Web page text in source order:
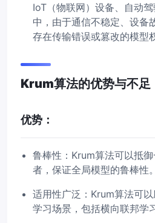
IoT（物联网）设备、自动
中，由于通信不稳定、设备
存在传输错误或篡改的模型
Krum算法的优势与不足
优势：
鲁棒性：Krum算法可以抵
者，保证全局模型的鲁棒性。
适用性广泛：Krum算法可
学习场景，包括横向联邦学